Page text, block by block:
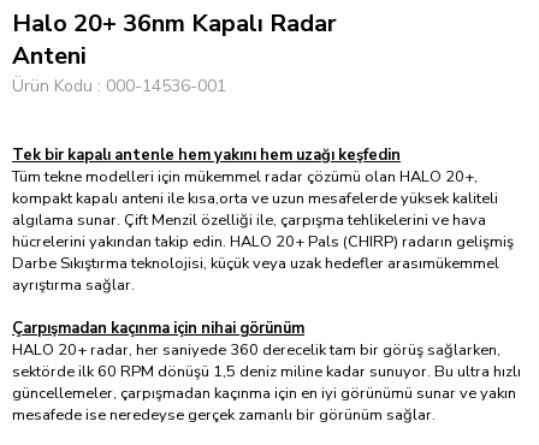
Halo 20+ 36nm Kapalı Radar
Anteni
Ürün Kodu 000-14536-001
Tek bir kapalı antenle hem yakını hem uzağı keşfedin
Tüm tekne modelleri için mükemmel radar çözümü olan HALO 20+,
kompakt kapalı anteni ile kısa,orta ve uzun mesafelerde yüksek kaliteli
algılama sunar. Çift Menzil özelliği ile, çarpışma tehlikelerini ve hava
hücrelerini yakından takip edin. HALO 20+ Pals (CHIRP) radarın gelişmiş
Darbe Sıkıştırma teknolojisi, küçük veya uzak hedefler arasımükemmel
ayrıştırma sağlar.
Çarpışmadan kaçınma için nihai görünüm
HALO 20+ radar, her saniyede 360 derecelik tam bir görüş sağlarken,
sektörde ilk 60 RPM dönüşü 1,5 deniz miline kadar sunuyor. Bu ultra hızlı
güncellemeler, çarpışmadan kaçınma için en iyi görünümü sunar ve yakın
mesafede ise neredeyse gerçek zamanlı bir görünüm sağlar.